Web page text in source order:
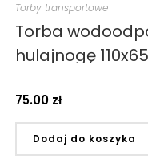
Torby transportowe
Torba
hulajnogę
75.00 zł
Dodaj do koszyka